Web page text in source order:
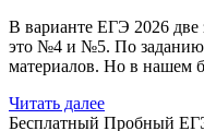
В варианте ЕГЭ 2026 две
это №4 и №5. По заданию
материалов. Но в нашем
Читать далее
Бесплатный Пробный